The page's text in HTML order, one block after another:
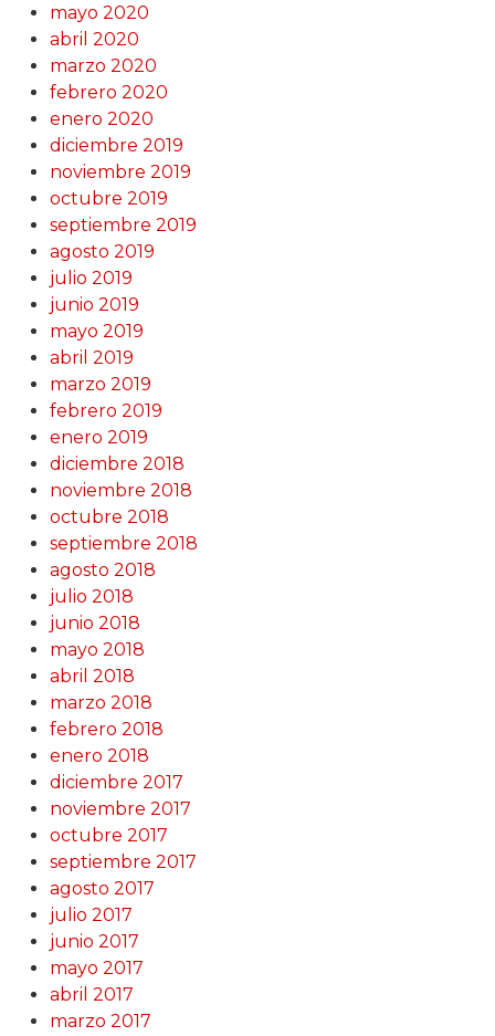
mayo 2020
abril 2020
marzo 2020
febrero 2020
enero 2020
diciembre 2019
noviembre 2019
octubre 2019
septiembre 2019
agosto 2019
julio 2019
junio 2019
mayo 2019
abril 2019
marzo 2019
febrero 2019
enero 2019
diciembre 2018
noviembre 2018
octubre 2018
septiembre 2018
agosto 2018
julio 2018
junio 2018
mayo 2018
abril 2018
marzo 2018
febrero 2018
enero 2018
diciembre 2017
noviembre 2017
octubre 2017
septiembre 2017
agosto 2017
julio 2017
junio 2017
mayo 2017
abril 2017
marzo 2017